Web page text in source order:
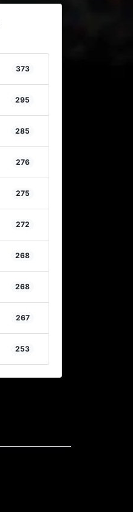
373
295
285
276
275
272
268
268
267
253